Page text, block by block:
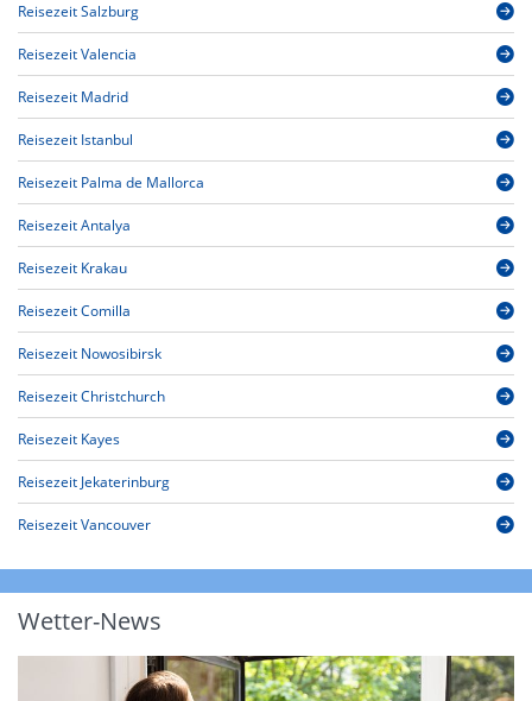
Reisezeit Salzburg
Reisezeit Valencia
Reisezeit Madrid
Reisezeit Istanbul
Reisezeit Palma de Mallorca
Reisezeit Antalya
Reisezeit Krakau
Reisezeit Comilla
Reisezeit Nowosibirsk
Reisezeit Christchurch
Reisezeit Kayes
Reisezeit Jekaterinburg
Reisezeit Vancouver
Wetter-News